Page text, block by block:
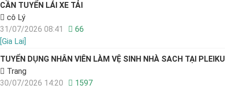
CẦN TUYỂN LÁI XE TẢI
cô Lý
31/07/2026 08:41
66
[Gia Lai]
TUYỂN DỤNG NHÂN VIÊN LÀM VỆ SINH NHÀ SACH TẠI PLEIKU
Trang
30/07/2026 14:20
1597